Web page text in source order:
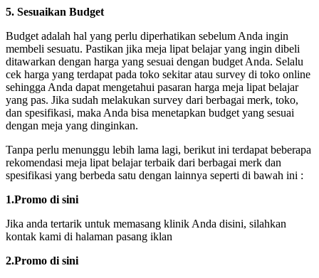
5. Sesuaikan Budget
Budget adalah hal yang perlu diperhatikan sebelum Anda ingin
membeli sesuatu. Pastikan jika meja lipat belajar yang ingin dibeli
ditawarkan dengan harga yang sesuai dengan budget Anda. Selalu
cek harga yang terdapat pada toko sekitar atau survey di toko online
sehingga Anda dapat mengetahui pasaran harga meja lipat belajar
yang pas. Jika sudah melakukan survey dari berbagai merk, toko,
dan spesifikasi, maka Anda bisa menetapkan budget yang sesuai
dengan meja yang dinginkan.
Tanpa perlu menunggu lebih lama lagi, berikut ini terdapat beberapa
rekomendasi meja lipat belajar terbaik dari berbagai merk dan
spesifikasi yang berbeda satu dengan lainnya seperti di bawah ini :
1.Promo di sini
Jika anda tertarik untuk memasang klinik Anda disini, silahkan
kontak kami di halaman pasang iklan
2.Promo di sini